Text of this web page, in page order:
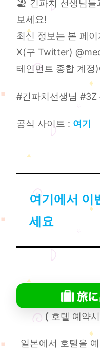
🏖️ 긴파치 선생님들
보세요!
최신 정보는 본 페이
X(구 Twitter)
테인먼트 종합 계정
#긴파치선생님 #3Z
공식 사이트 : 여기
여기에서 이
세요
( 호텔 예약
일본에서 호텔을